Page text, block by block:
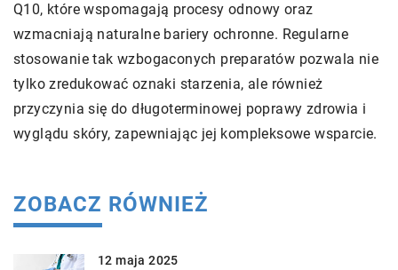
Q10, które wspomagają procesy odnowy oraz
wzmacniają naturalne bariery ochronne. Regularne
stosowanie tak wzbogaconych preparatów pozwala nie
tylko zredukować oznaki starzenia, ale również
przyczynia się do długoterminowej poprawy zdrowia i
wyglądu skóry, zapewniając jej kompleksowe wsparcie.
ZOBACZ RÓWNIEŻ
12 maja 2025